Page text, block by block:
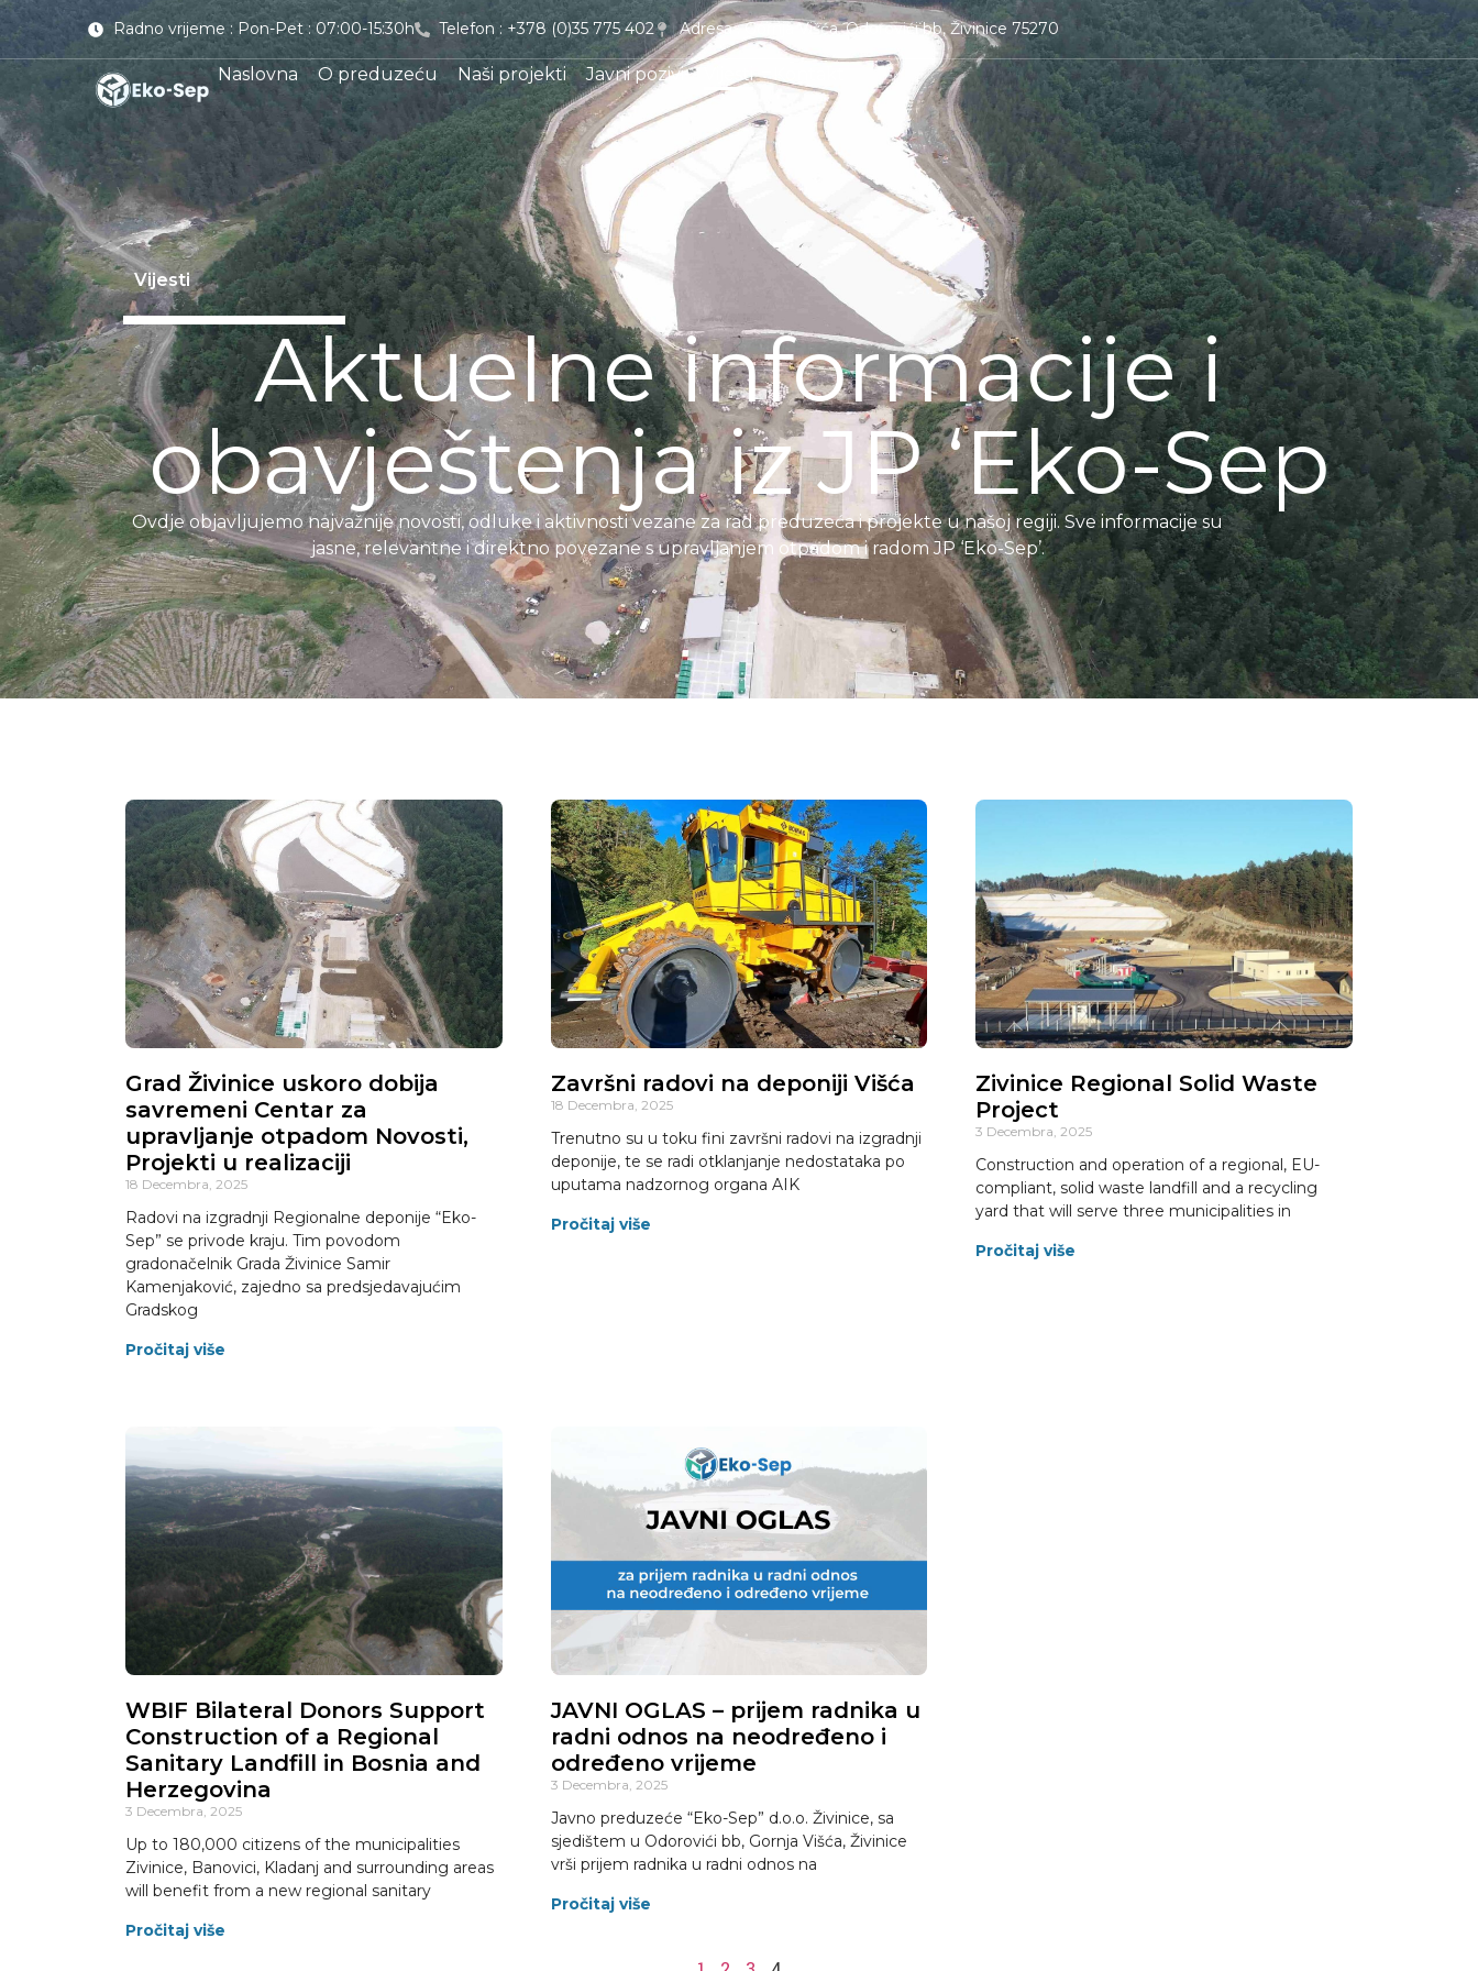
Radno vrijeme : Pon-Pet : 07:00-15:30h Telefon : +378 (0)35 775 402 Adresa : Gornja Višća, Odorovići bb, Živinice 75270
Naslovna O preduzeću Naši projekti Javni pozivi Vijesti Kontakt
Vijesti
Vijesti
Aktuelne informacije i
obavještenja iz JP ‘Eko-Sep
Ovdje objavljujemo najvažnije novosti, odluke i aktivnosti vezane za rad preduzeća i projekte u našoj regiji. Sve informacije su
jasne, relevantne i direktno povezane s upravljanjem otpadom i radom JP ‘Eko-Sep’.
Grad Živinice uskoro dobija
savremeni Centar za
upravljanje otpadom Novosti,
Projekti u realizaciji
18 Decembra, 2025
Radovi na izgradnji Regionalne deponije “Eko-
Sep” se privode kraju. Tim povodom
gradonačelnik Grada Živinice Samir
Kamenjaković, zajedno sa predsjedavajućim
Gradskog
Pročitaj više
Završni radovi na deponiji Višća
18 Decembra, 2025
Trenutno su u toku fini završni radovi na izgradnji
deponije, te se radi otklanjanje nedostataka po
uputama nadzornog organa AIK
Pročitaj više
Zivinice Regional Solid Waste
Project
3 Decembra, 2025
Construction and operation of a regional, EU-
compliant, solid waste landfill and a recycling
yard that will serve three municipalities in
Pročitaj više
WBIF Bilateral Donors Support
Construction of a Regional
Sanitary Landfill in Bosnia and
Herzegovina
3 Decembra, 2025
Up to 180,000 citizens of the municipalities
Zivinice, Banovici, Kladanj and surrounding areas
will benefit from a new regional sanitary
Pročitaj više
JAVNI OGLAS – prijem radnika u
radni odnos na neodređeno i
određeno vrijeme
3 Decembra, 2025
Javno preduzeće “Eko-Sep” d.o.o. Živinice, sa
sjedištem u Odorovići bb, Gornja Višća, Živinice
vrši prijem radnika u radni odnos na
Pročitaj više